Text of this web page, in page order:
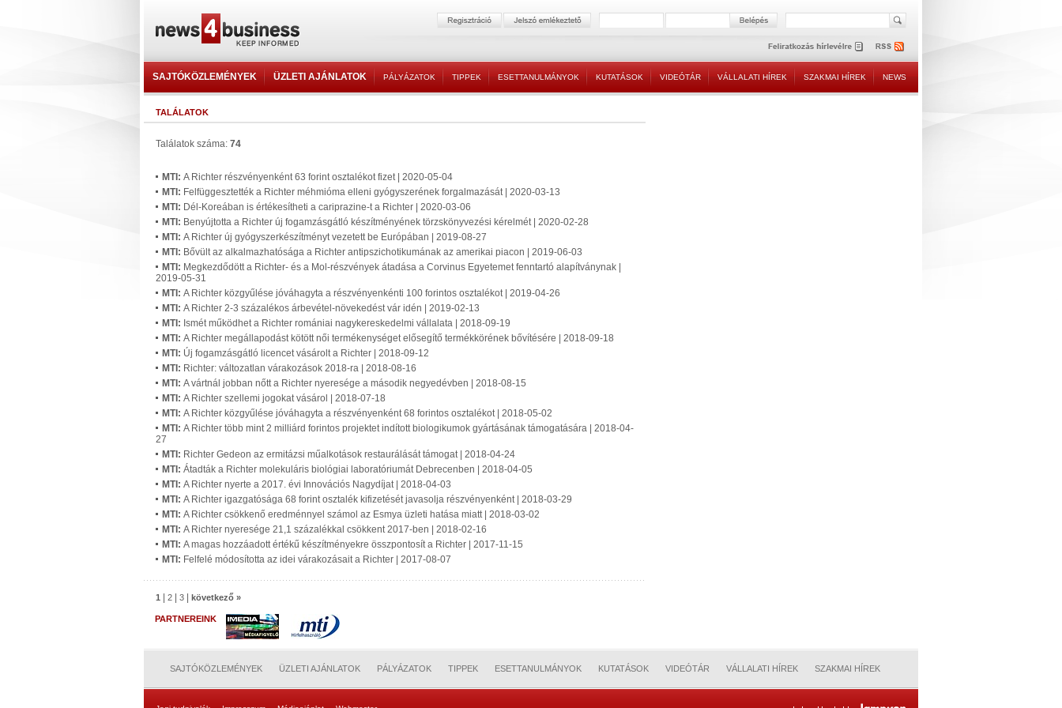
SAJTÓKÖZLEMÉNYEK ÜZLETI AJÁNLATOK PÁLYÁZATOK TIPPEK ESETTANULMÁNYOK KUTATÁSOK VIDEÓTÁR VÁLLALATI HÍREK SZAKMAI HÍREK NEWS
TALÁLATOK
Találatok száma: 74
MTI: A Richter részvényenként 63 forint osztalékot fizet | 2020-05-04
MTI: Felfüggesztették a Richter méhmióma elleni gyógyszerének forgalmazását | 2020-03-13
MTI: Dél-Koreában is értékesítheti a cariprazine-t a Richter | 2020-03-06
MTI: Benyújtotta a Richter új fogamzásgátló készítményének törzskönyvezési kérelmét | 2020-02-28
MTI: A Richter új gyógyszerkészítményt vezetett be Európában | 2019-08-27
MTI: Bővült az alkalmazhatósága a Richter antipszichotikumának az amerikai piacon | 2019-06-03
MTI: Megkezdődött a Richter- és a Mol-részvények átadása a Corvinus Egyetemet fenntartó alapítványnak |
2019-05-31
MTI: A Richter közgyűlése jóváhagyta a részvényenkénti 100 forintos osztalékot | 2019-04-26
MTI: A Richter 2-3 százalékos árbevétel-növekedést vár idén | 2019-02-13
MTI: Ismét működhet a Richter romániai nagykereskedelmi vállalata | 2018-09-19
MTI: A Richter megállapodást kötött női termékenységet elősegítő termékkörének bővítésére | 2018-09-18
MTI: Új fogamzásgátló licencet vásárolt a Richter | 2018-09-12
MTI: Richter: változatlan várakozások 2018-ra | 2018-08-16
MTI: A vártnál jobban nőtt a Richter nyeresége a második negyedévben | 2018-08-15
MTI: A Richter szellemi jogokat vásárol | 2018-07-18
MTI: A Richter közgyűlése jóváhagyta a részvényenként 68 forintos osztalékot | 2018-05-02
MTI: A Richter több mint 2 milliárd forintos projektet indított biologikumok gyártásának támogatására | 2018-04-
27
MTI: Richter Gedeon az ermitázsi műalkotások restaurálását támogat | 2018-04-24
MTI: Átadták a Richter molekuláris biológiai laboratóriumát Debrecenben | 2018-04-05
MTI: A Richter nyerte a 2017. évi Innovációs Nagydíjat | 2018-04-03
MTI: A Richter igazgatósága 68 forint osztalék kifizetését javasolja részvényenként | 2018-03-29
MTI: A Richter csökkenő eredménnyel számol az Esmya üzleti hatása miatt | 2018-03-02
MTI: A Richter nyeresége 21,1 százalékkal csökkent 2017-ben | 2018-02-16
MTI: A magas hozzáadott értékű készítményekre összpontosít a Richter | 2017-11-15
MTI: Felfelé módosította az idei várakozásait a Richter | 2017-08-07
1 2 3 következő »
PARTNEREINK
SAJTÓKÖZLEMÉNYEK ÜZLETI AJÁNLATOK PÁLYÁZATOK TIPPEK ESETTANULMÁNYOK KUTATÁSOK VIDEÓTÁR VÁLLALATI HÍREK SZAKMAI HÍREK